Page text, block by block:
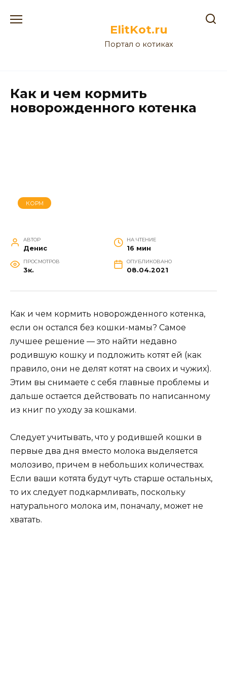
ElitKot.ru
Портал о котиках
Как и чем кормить
новорожденного котенка
КОРМ
АВТОР
Денис
НА ЧТЕНИЕ
16 мин
ПРОСМОТРОВ
3к.
ОПУБЛИКОВАНО
08.04.2021
Как и чем кормить новорожденного котенка,
если он остался без кошки-мамы? Самое
лучшее решение — это найти недавно
родившую кошку и подложить котят ей (как
правило, они не делят котят на своих и чужих).
Этим вы снимаете с себя главные проблемы и
дальше остается действовать по написанному
из книг по уходу за кошками.
Следует учитывать, что у родившей кошки в
первые два дня вместо молока выделяется
молозиво, причем в небольших количествах.
Если ваши котята будут чуть старше остальных,
то их следует подкармливать, поскольку
натурального молока им, поначалу, может не
хватать.